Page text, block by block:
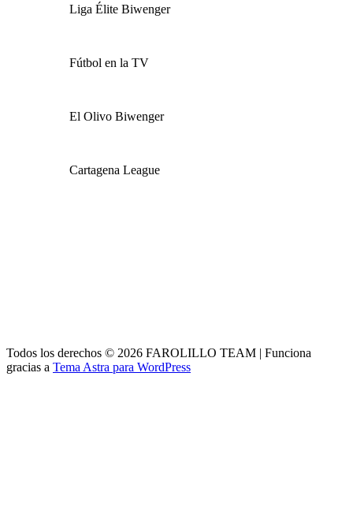
Liga Élite Biwenger
Fútbol en la TV
El Olivo Biwenger
Cartagena League
Todos los derechos © 2026 FAROLILLO TEAM | Funciona
gracias a Tema Astra para WordPress